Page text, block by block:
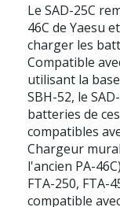
Le SAD-25C
46C de Yaesu
charger les
Compatible
utilisant la
SBH-52, le
batteries de
compatibles
Chargeur mural
l'ancien PA-
FTA-250, FTA-
compatible